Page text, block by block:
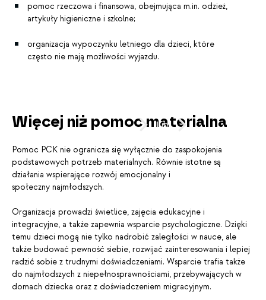
pomoc rzeczowa i finansowa, obejmująca m.in. odzież,
artykuły higieniczne i szkolne;
organizacja wypoczynku letniego dla dzieci, które
często nie mają możliwości wyjazdu.
lub
Więcej niż pomoc materialna
Pomoc PCK nie ogranicza się wyłącznie do zaspokojenia
podstawowych potrzeb materialnych. Równie istotne są
działania wspierające rozwój emocjonalny i
społeczny najmłodszych.
Organizacja prowadzi świetlice, zajęcia edukacyjne i
integracyjne, a także zapewnia wsparcie psychologiczne. Dzięki
temu dzieci mogą nie tylko nadrobić zaległości w nauce, ale
także budować pewność siebie, rozwijać zainteresowania i lepiej
radzić sobie z trudnymi doświadczeniami. Wsparcie trafia także
do najmłodszych z niepełnosprawnościami, przebywających w
domach dziecka oraz z doświadczeniem migracyjnym.